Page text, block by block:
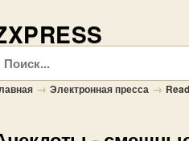
Поиск
→ Электронная пресса →